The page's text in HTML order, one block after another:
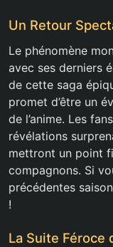
Un Retour
Le phénomène
avec ses derniers
de cette saga
promet d’être un
de l’anime. Les
révélations
mettront un point
compagnons. Si
précédentes
!
La Suite Féroce